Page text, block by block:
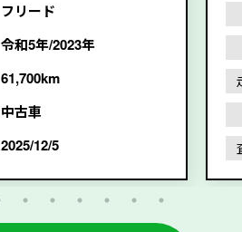
フリード
令和5年/2023年
61,700km
中古車
2025/12/5